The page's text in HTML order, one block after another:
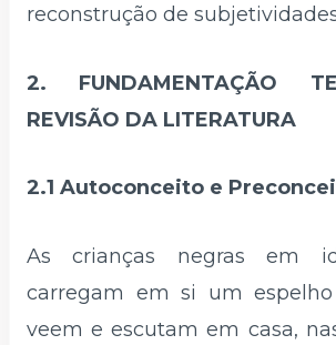
reconstrução de
2. FUNDAMENTAÇÃO
REVISÃO DA LITERATURA
2.1 Autoconceito e
As crianças negras em
carregam em si um
veem e escutam em casa,